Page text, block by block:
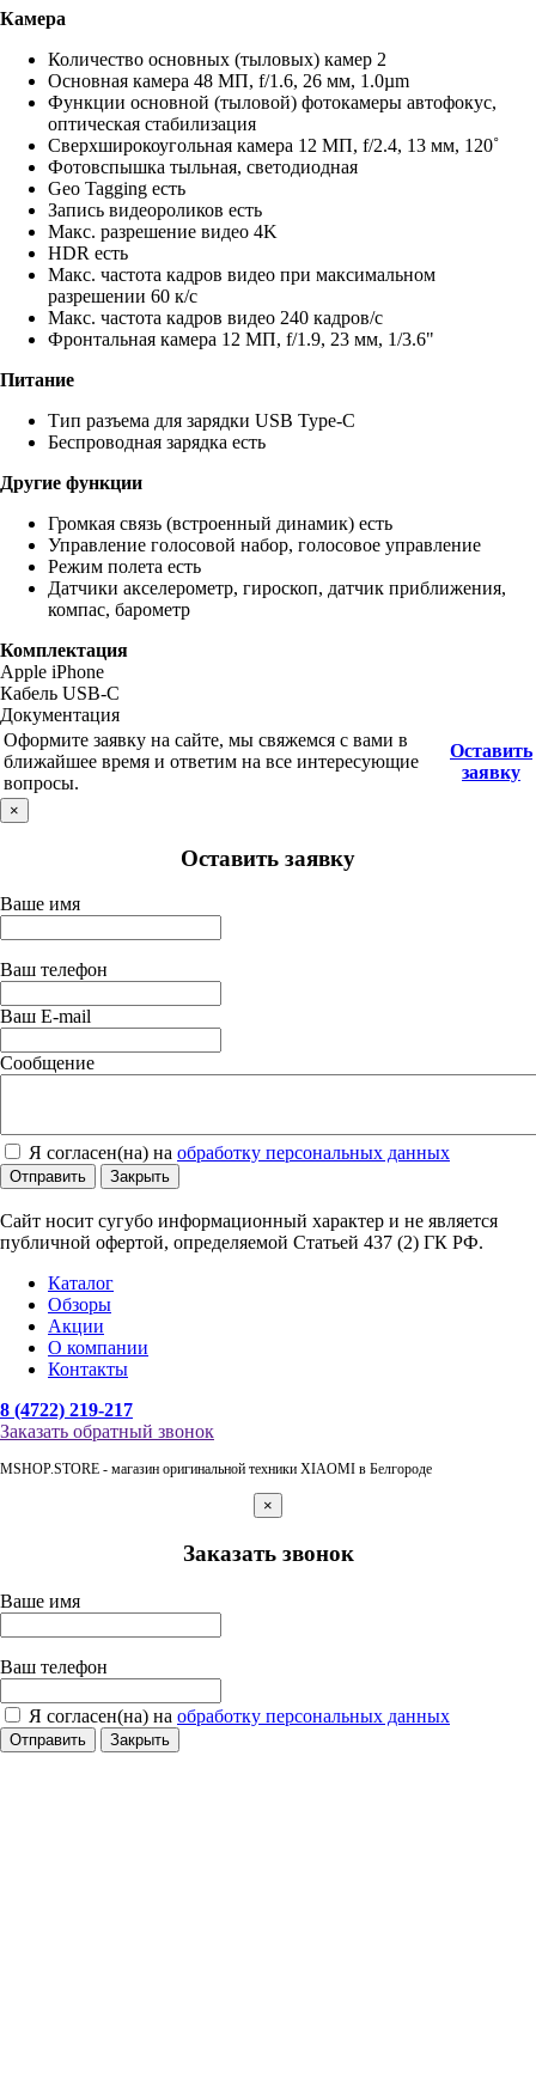
Камера
Количество основных (тыловых) камер 2
Основная камера 48 МП, f/1.6, 26 мм, 1.0µm
Функции основной (тыловой) фотокамеры автофокус,
оптическая стабилизация
Сверхширокоугольная камера 12 МП, f/2.4, 13 мм, 120˚
Фотовспышка тыльная, светодиодная
Geo Tagging есть
Запись видеороликов есть
Макс. разрешение видео 4K
HDR есть
Макс. частота кадров видео при максимальном
разрешении 60 к/c
Макс. частота кадров видео 240 кадров/с
Фронтальная камера 12 МП, f/1.9, 23 мм, 1/3.6"
Питание
Тип разъема для зарядки USB Type-C
Беспроводная зарядка есть
Другие функции
Громкая связь (встроенный динамик) есть
Управление голосовой набор, голосовое управление
Режим полета есть
Датчики акселерометр, гироскоп, датчик приближения,
компас, барометр
Комплектация
Apple iPhone
Кабель USB-C
Документация
Оформите заявку на сайте, мы свяжемся с вами в
ближайшее время и ответим на все интересующие
вопросы.
Оставить
заявку
×
Оставить заявку
Ваше имя
Ваш телефон
Ваш E-mail
Сообщение
Я согласен(на) на обработку персональных данных
Отправить Закрыть
Сайт носит сугубо информационный характер и не является
публичной офертой, определяемой Статьей 437 (2) ГК РФ.
Каталог
Обзоры
Акции
О компании
Контакты
8 (4722) 219-217
Заказать обратный звонок
MSHOP.STORE - магазин оригинальной техники XIAOMI в Белгороде
×
Заказать звонок
Ваше имя
Ваш телефон
Я согласен(на) на обработку персональных данных
Отправить Закрыть